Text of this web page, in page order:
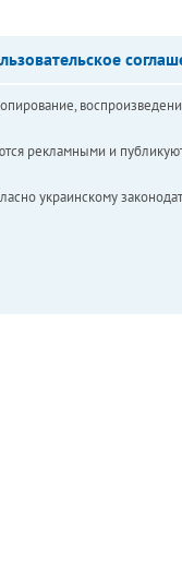
рекламными и
украинскому